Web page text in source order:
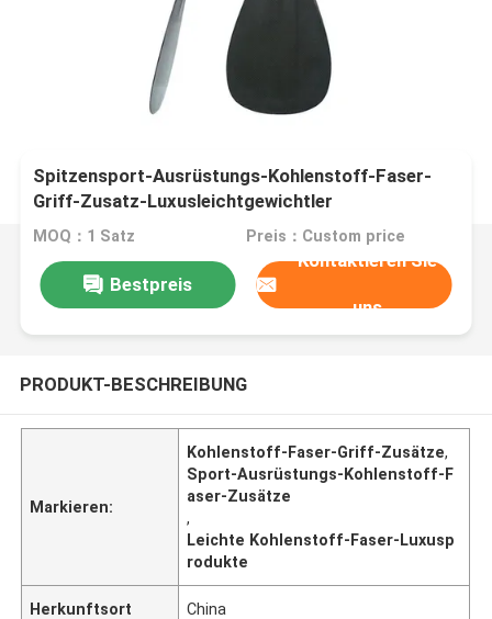
Spitzensport-Ausrüstungs-Kohlenstoff-Faser-
Griff-Zusatz-Luxusleichtgewichtler
MOQ：1 Satz Preis：Custom price
Bestpreis
Kontaktieren Sie
uns
PRODUKT-BESCHREIBUNG
Markieren:
Kohlenstoff-Faser-Griff-Zusätze,
Sport-Ausrüstungs-Kohlenstoff-F
aser-Zusätze
,
Leichte Kohlenstoff-Faser-Luxusp
rodukte
Herkunftsort China